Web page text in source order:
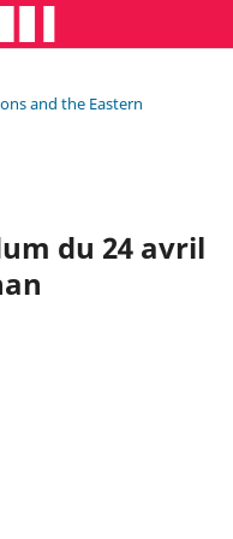
and the Eastern
du 24 avril